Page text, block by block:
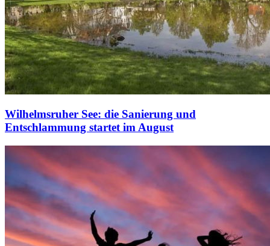
Wilhelmsruher See: die Sanierung und
Entschlammung startet im August